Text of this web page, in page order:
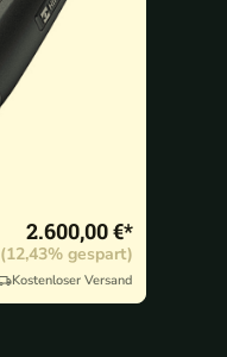
2.600,00 €*
(12,43% gespart)
Kostenloser Versand